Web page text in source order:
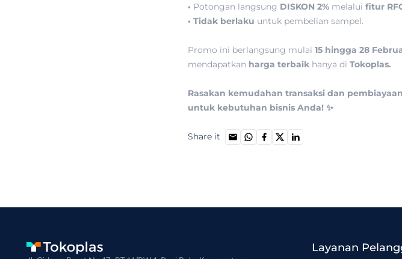
• ⁠ ⁠Potongan langsung DISKON 2% melalui fitur
•⁠ ⁠Tidak berlaku untuk pembelian sampel.
Promo ini berlangsung mulai 15 hingga 28
mendapatkan harga terbaik hanya di Tokoplas.
Rasakan kemudahan transaksi dan
untuk kebutuhan bisnis Anda! ✨
Share it
Layanan